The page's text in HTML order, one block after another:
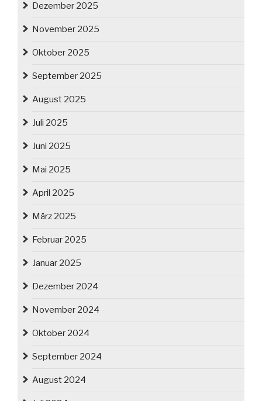
Dezember 2025
November 2025
Oktober 2025
September 2025
August 2025
Juli 2025
Juni 2025
Mai 2025
April 2025
März 2025
Februar 2025
Januar 2025
Dezember 2024
November 2024
Oktober 2024
September 2024
August 2024